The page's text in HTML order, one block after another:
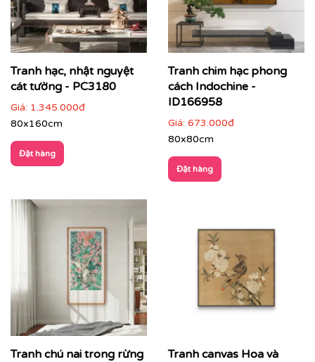
Phòng thiền, phòng trà, phòng Yoga
trung, cân bằng cảm xúc.
Tranh hạc, nhật nguyệt
cát tường - PC3180
Giá: 1.345.000đ
80x160cm
Đặt hàng
Tranh chim hạc phong
cách Indochine -
ID166958
Giá: 673.000đ
80x80cm
Đặt hàng
Tranh chú nai trong rừng
Tranh canvas Hoa và